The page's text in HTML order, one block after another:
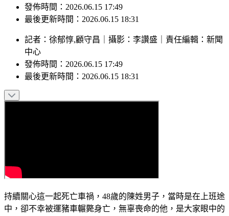
發佈時間：2026.06.15 17:49
最後更新時間：2026.06.15 18:31
記者 ： 徐郁惇,顧守昌 攝影 ： 李讚盛 責任編輯 ： 新聞
中心
發佈時間： 2026.06.15 17:49
最後更新時間： 2026.06.15 18:31
持續關心這一起死亡車禍，48歲的陳姓男子，當時是在上班途
中，卻不幸被運豬車輾斃身亡，無辜喪命的他，是大家眼中的